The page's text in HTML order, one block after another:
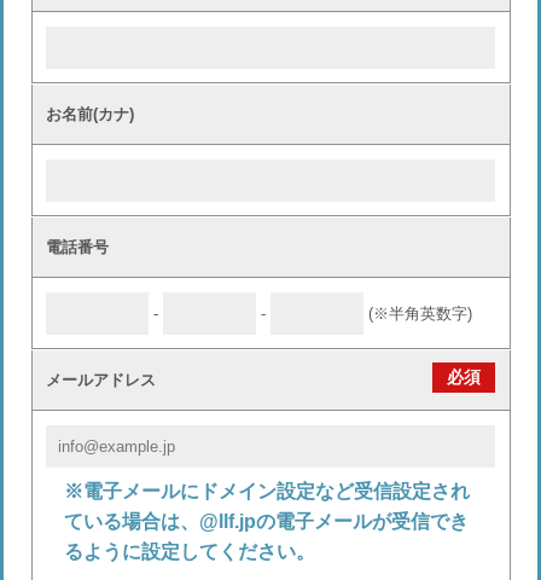
お名前(カナ)
電話番号
- - (※半角英数字)
メールアドレス 必須
※電子メールにドメイン設定など受信設定され
ている場合は、@llf.jpの電子メールが受信でき
るように設定してください。